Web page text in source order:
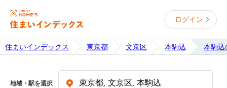
ログイン
住まいインデックス 東京都 文京区 本駒込 本駒込
地域・駅を選択